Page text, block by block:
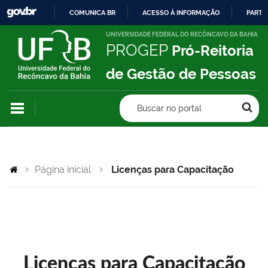
IR
PARA
CONTEÚDO
COMUNICA BR ACESSO À INFORMAÇÃO
UNIVERSIDADE FEDERAL DO RECÔNCAVO DA BAHIA
PROGEP Pró-Reitoria
de Gestão de Pessoas
Buscar no portal
Página inicial Licenças para Capacitação
Licenças para Capacitação